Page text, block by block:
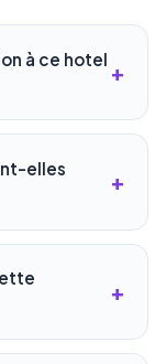
à ce hotel
elles